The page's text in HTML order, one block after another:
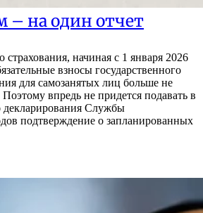
– на один отчет
страхования, начиная с 1 января 2026
взносы государственного
для самозанятых лиц больше не
Поэтому впредь не придется подавать в
декларирования Службы
подтверждение о запланированных